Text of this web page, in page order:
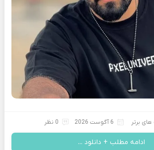
برتر 6 آگوست 2026 0 نظر
ادامه مطلب + دانلود ...